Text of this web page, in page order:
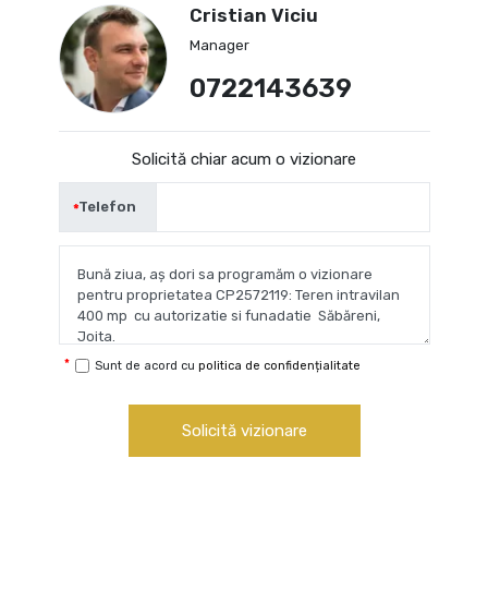
Cristian Viciu
Manager
0722143639
Solicită chiar acum o vizionare
Telefon
Sunt de acord cu politica de confidențialitate
Solicită vizionare